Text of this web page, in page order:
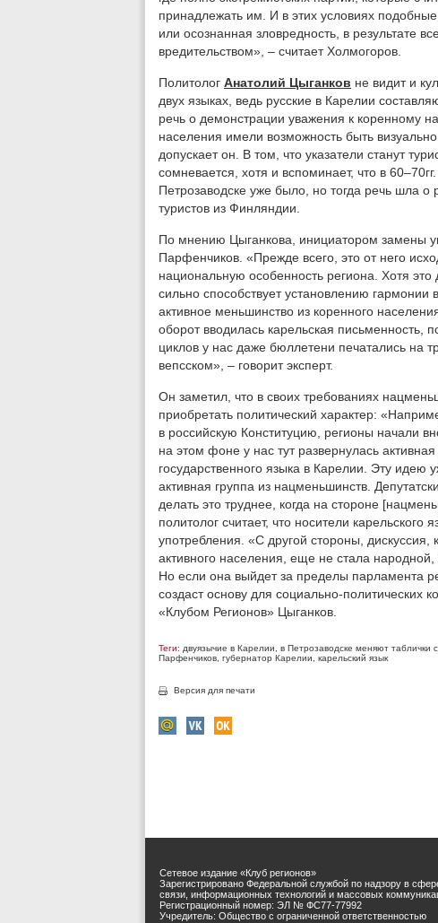
принадлежать им. И в этих условиях подобные
или осознанная зловредность, в результате
вредительством», – считает Холмогоров.
Политолог Анатолий Цыганков не видит и
двух языках, ведь русские в Карелии
речь о демонстрации уважения к коренному
населения имели возможность быть
допускает он. В том, что указатели станут
сомневается, хотя и вспоминает, что в
Петрозаводске уже было, но тогда речь шла о
туристов из Финляндии.
По мнению Цыганкова, инициатором замены
Парфенчиков. «Прежде всего, это от него
национальную особенность региона. Хотя
сильно способствует установлению
активное меньшинство из коренного
оборот вводилась карельская письменность,
циклов у нас даже бюллетени печатались на
вепсском», – говорит эксперт.
Он заметил, что в своих требованиях
приобретать политический характер:
в российскую Конституцию, регионы начали
на этом фоне у нас тут развернулась
государственного языка в Карелии. Эту идею
активная группа из нацменьшинств.
делать это труднее, когда на стороне
политолог считает, что носители
употребления. «С другой стороны, дискуссия,
активного населения, еще не стала народной,
Но если она выйдет за пределы парламента
создаст основу для социально-
«Клубом Регионов» Цыганков.
Теги: двуязычие в Карелии в Петрозаводске меняют таблички
Парфенчиков губернатор Карелии карельский язык
Версия для печати
Сетевое издание «Клуб регионов»
Зарегистрировано Федеральной службой по надзору в
связи, информационных технологий и массовых
Регистрационный номер: ЭЛ № ФС77-77992
Учредитель: Общество с ограниченной ответственностью